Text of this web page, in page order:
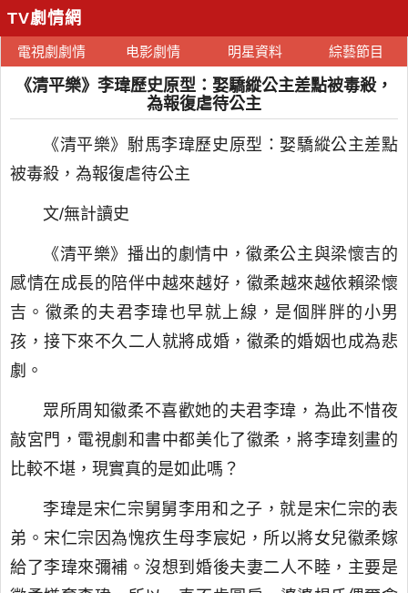
TV劇情網
電視劇劇情 电影劇情 明星資料 綜藝節目
《清平樂》李瑋歷史原型：娶驕縱公主差點被毒殺，
為報復虐待公主
《清平樂》駙馬李瑋歷史原型：娶驕縱公主差點
被毒殺，為報復虐待公主
文/無計讀史
《清平樂》播出的劇情中，徽柔公主與梁懷吉的
感情在成長的陪伴中越來越好，徽柔越來越依賴梁懷
吉。徽柔的夫君李瑋也早就上線，是個胖胖的小男
孩，接下來不久二人就將成婚，徽柔的婚姻也成為悲
劇。
眾所周知徽柔不喜歡她的夫君李瑋，為此不惜夜
敲宮門，電視劇和書中都美化了徽柔，將李瑋刻畫的
比較不堪，現實真的是如此嗎？
李瑋是宋仁宗舅舅李用和之子，就是宋仁宗的表
弟。宋仁宗因為愧疚生母李宸妃，所以將女兒徽柔嫁
給了李瑋來彌補。沒想到婚後夫妻二人不睦，主要是